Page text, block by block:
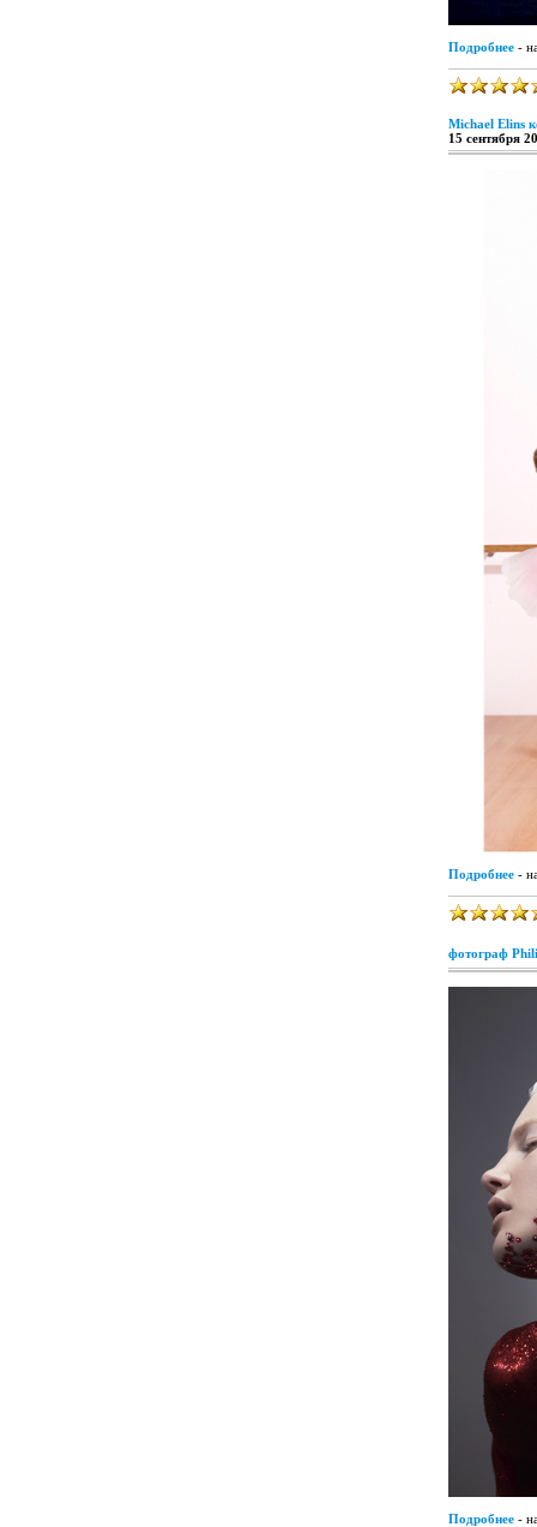
Подробнее -
Michael Elins
15 сентября
Подробнее -
фотограф
Подробнее -